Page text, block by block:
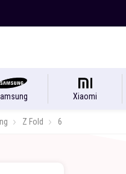
Xiaomi
Z Fold 6